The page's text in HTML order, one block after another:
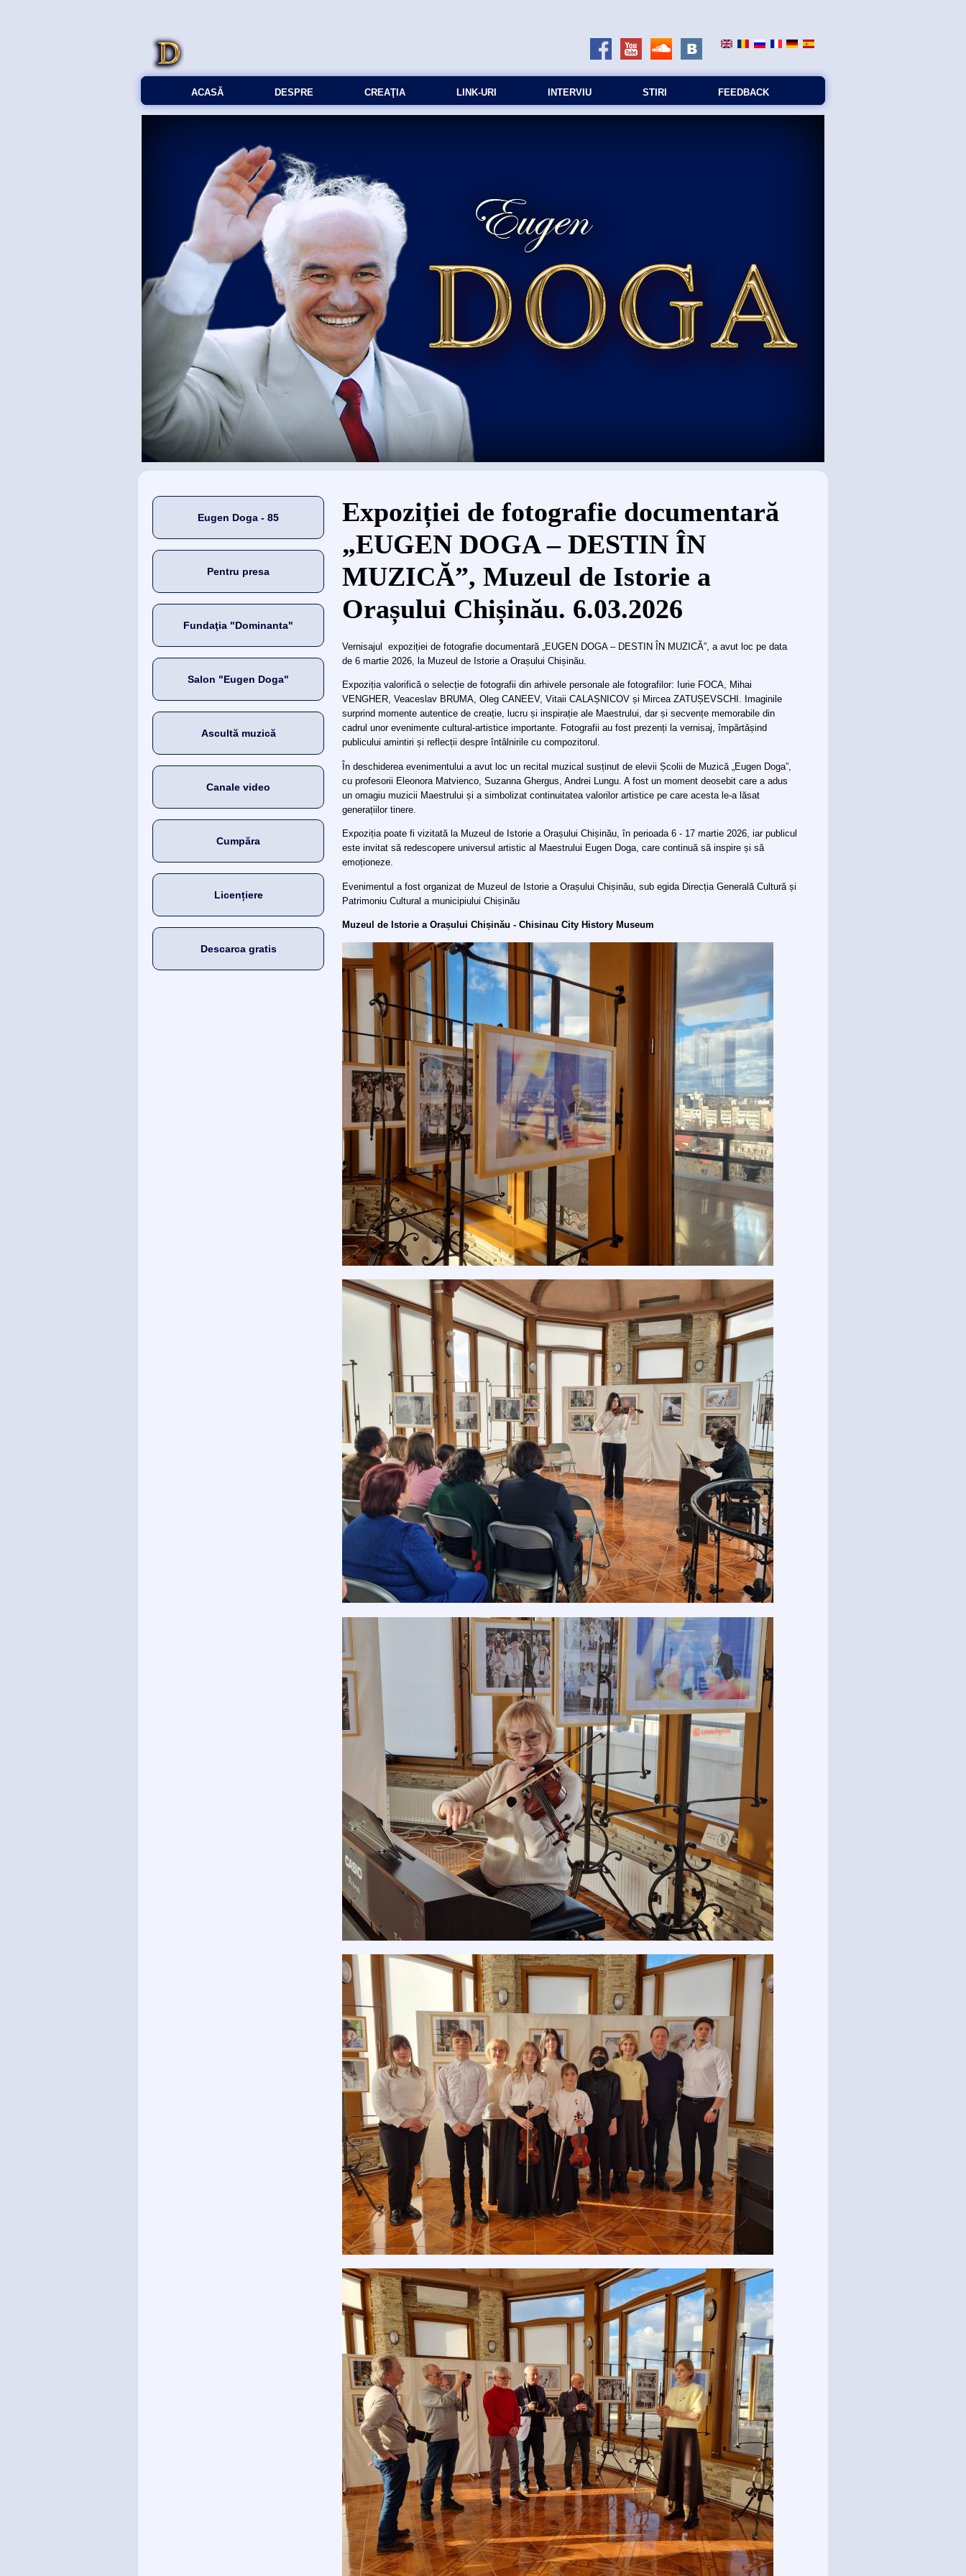
ACASĂ DESPRE CREAŢIA LINK-URI INTERVIU STIRI FEEDBACK
Eugen Doga - 85
Pentru presa
Fundaţia "Dominanta"
Salon "Eugen Doga"
Ascultă muzică
Canale video
Cumpăra
Licențiere
Descarca gratis
Eşti aici
Expoziției de fotografie documentară
„EUGEN DOGA – DESTIN ÎN
MUZICĂ”, Muzeul de Istorie a
Orașului Chișinău. 6.03.2026
Vernisajul expoziției de fotografie documentară „EUGEN DOGA – DESTIN ÎN MUZICĂ”, a avut loc pe data
de 6 martie 2026, la Muzeul de Istorie a Orașului Chișinău.
Expoziția valorifică o selecție de fotografii din arhivele personale ale fotografilor: Iurie FOCA, Mihai
VENGHER, Veaceslav BRUMA, Oleg CANEEV, Vitaii CALAȘNICOV și Mircea ZATUȘEVSCHI. Imaginile
surprind momente autentice de creație, lucru și inspirație ale Maestrului, dar și secvențe memorabile din
cadrul unor evenimente cultural-artistice importante. Fotografii au fost prezenți la vernisaj, împărtășind
publicului amintiri și reflecții despre întâlnirile cu compozitorul.
În deschiderea evenimentului a avut loc un recital muzical susținut de elevii Școlii de Muzică „Eugen Doga”,
cu profesorii Eleonora Matvienco, Suzanna Ghergus, Andrei Lungu. A fost un moment deosebit care a adus
un omagiu muzicii Maestrului și a simbolizat continuitatea valorilor artistice pe care acesta le-a lăsat
generațiilor tinere.
Expoziția poate fi vizitată la Muzeul de Istorie a Orașului Chișinău, în perioada 6 - 17 martie 2026, iar publicul
este invitat să redescopere universul artistic al Maestrului Eugen Doga, care continuă să inspire și să
emoționeze.
Evenimentul a fost organizat de Muzeul de Istorie a Orașului Chișinău, sub egida Direcția Generală Cultură și
Patrimoniu Cultural a municipiului Chișinău
Muzeul de Istorie a Orașului Chișinău - Chisinau City History Museum